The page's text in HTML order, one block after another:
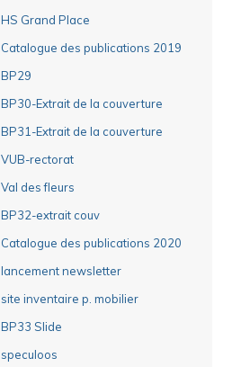
HS Grand Place
Catalogue des publications 2019
BP29
BP30-Extrait de la couverture
BP31-Extrait de la couverture
VUB-rectorat
Val des fleurs
BP32-extrait couv
Catalogue des publications 2020
lancement newsletter
site inventaire p. mobilier
BP33 Slide
speculoos